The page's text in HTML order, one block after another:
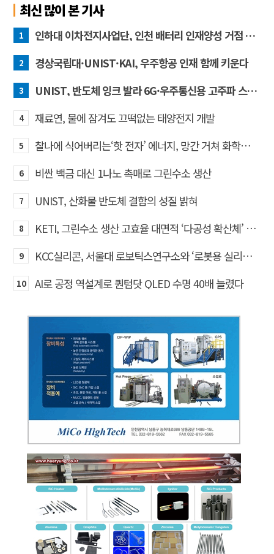
최신 많이 본 기사
1 인하대 이차전지사업단, 인천 배터리 인재양성 거점 역할 강화
2 경상국립대·UNIST·KAI, 우주항공 인재 함께 키운다
3 UNIST, 반도체 잉크 발라 6G·우주통신용 고주파 스위치 만든다
4 재료연, 물에 잠겨도 끄떡없는 태양전지 개발
5 찰나에 식어버리는‘핫 전자’ 에너지, 망간 거쳐 화학반응에 쓴다
6 비싼 백금 대신 1나노 촉매로 그린수소 생산
7 UNIST, 산화물 반도체 결함의 성질 밝혀
8 KETI, 그린수소 생산 고효율 대면적 ‘다공성 확산체’ 개발
9 KCC실리콘, 서울대 로보틱스연구소와 ‘로봇용 실리콘 소재’ 기술교류
10 AI로 공정 역설계로 퀀텀닷 QLED 수명 40배 늘렸다